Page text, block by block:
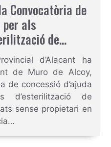
Convocatòria de
per als
de
gats sense
de la
anualitat 2020.
d’Alacant ha
de Muro de Alcoy,
de concessió d’ajuda
d’esterilització de
sense propietari en